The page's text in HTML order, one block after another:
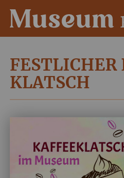
FESTLICHER
KLATSCH